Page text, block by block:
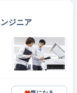
ジニア